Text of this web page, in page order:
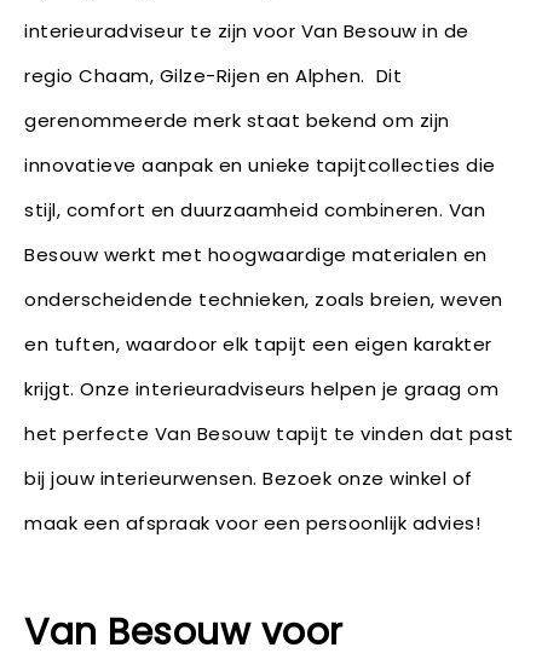
interieuradviseur te zijn voor Van Besouw in de
regio Chaam, Gilze-Rijen en Alphen. Dit
gerenommeerde merk staat bekend om zijn
innovatieve aanpak en unieke tapijtcollecties die
stijl, comfort en duurzaamheid combineren. Van
Besouw werkt met hoogwaardige materialen en
onderscheidende technieken, zoals breien, weven
en tuften, waardoor elk tapijt een eigen karakter
krijgt. Onze interieuradviseurs helpen je graag om
het perfecte Van Besouw tapijt te vinden dat past
bij jouw interieurwensen. Bezoek onze winkel of
maak een afspraak voor een persoonlijk advies!
Van Besouw voor